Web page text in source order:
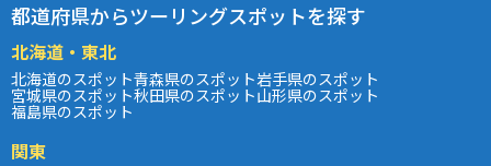
都道府県からツーリングスポットを探す
北海道・東北
北海道のスポット青森県のスポット岩手県のスポット
宮城県のスポット秋田県のスポット山形県のスポット
福島県のスポット
関東